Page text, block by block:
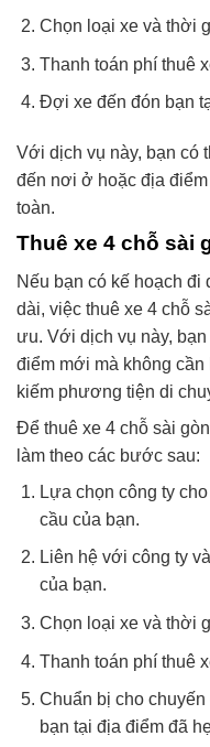
Chọn loại xe và thời
Thanh toán phí thuê
Đợi xe đến đón bạn
Với dịch vụ này, bạn có
đến nơi ở hoặc địa
toàn.
Thuê xe 4 chỗ sài
Nếu bạn có kế hoạch đi
dài, việc thuê xe 4 chỗ
ưu. Với dịch vụ này,
điểm mới mà không
kiếm phương tiện di
Để thuê xe 4 chỗ sài
làm theo các bước sau:
Lựa chọn công ty
cầu của bạn.
Liên hệ với công ty
của bạn.
Chọn loại xe và thời
Thanh toán phí thuê
Chuẩn bị cho
bạn tại địa điểm đã